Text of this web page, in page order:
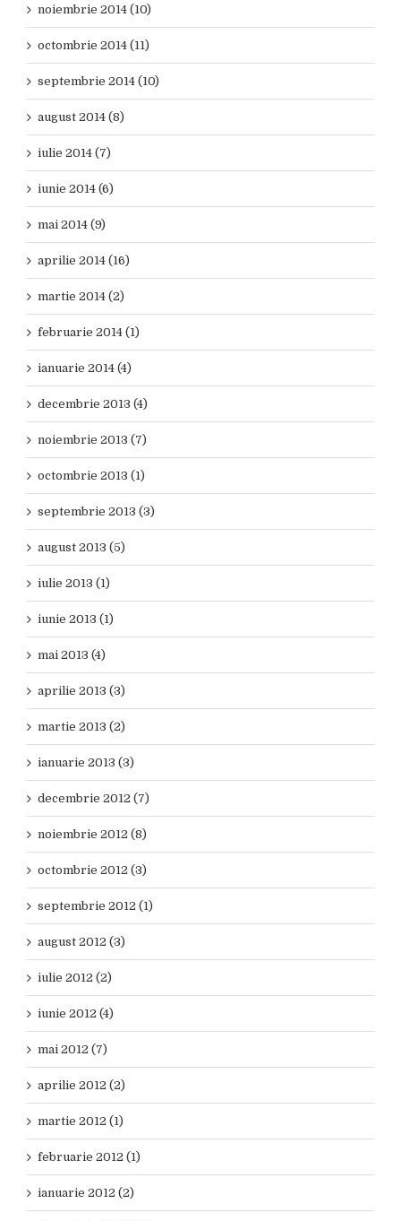
noiembrie 2014 (10)
octombrie 2014 (11)
septembrie 2014 (10)
august 2014 (8)
iulie 2014 (7)
iunie 2014 (6)
mai 2014 (9)
aprilie 2014 (16)
martie 2014 (2)
februarie 2014 (1)
ianuarie 2014 (4)
decembrie 2013 (4)
noiembrie 2013 (7)
octombrie 2013 (1)
septembrie 2013 (3)
august 2013 (5)
iulie 2013 (1)
iunie 2013 (1)
mai 2013 (4)
aprilie 2013 (3)
martie 2013 (2)
ianuarie 2013 (3)
decembrie 2012 (7)
noiembrie 2012 (8)
octombrie 2012 (3)
septembrie 2012 (1)
august 2012 (3)
iulie 2012 (2)
iunie 2012 (4)
mai 2012 (7)
aprilie 2012 (2)
martie 2012 (1)
februarie 2012 (1)
ianuarie 2012 (2)